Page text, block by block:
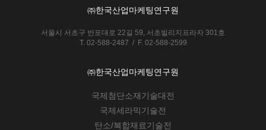
㈜한국산업마케팅연구원
서울시 서초구 반포대로 22길 59, 서초빌리지프라자 301호
T. 02-588-2487 / F. 02-588-2599
㈜한국산업마케팅연구원
국제첨단소재기술대전
국제세라믹기술전
탄소/복합재료기술전